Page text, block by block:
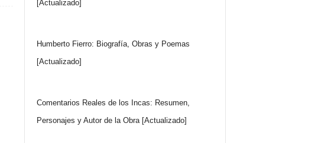
[Actualizado]
Humberto Fierro: Biografía, Obras y Poemas
[Actualizado]
Comentarios Reales de los Incas: Resumen,
Personajes y Autor de la Obra [Actualizado]